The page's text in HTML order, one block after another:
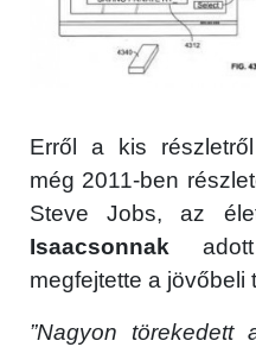
Erről a kis
még 2011-ben
Steve Jobs, az
Isaacsonnak adott
megfejtette a jövőbeli
”Nagyon